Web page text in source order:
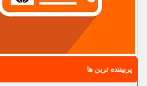
پربیننده ترین ها